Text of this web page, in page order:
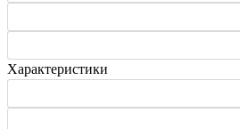
Характеристики